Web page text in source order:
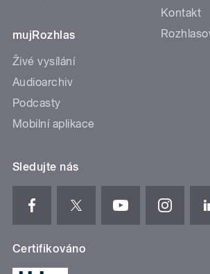
mujRozhlas
Živé vysílání
Audioarchiv
Podcasty
Mobilní aplikace
Kontakt
Sledujte nás
Certifikováno